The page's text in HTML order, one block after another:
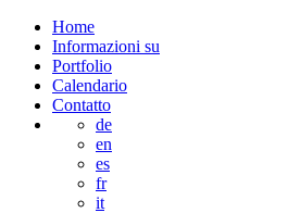
Home
Informazioni su
Portfolio
Calendario
Contatto
de
en
es
fr
it